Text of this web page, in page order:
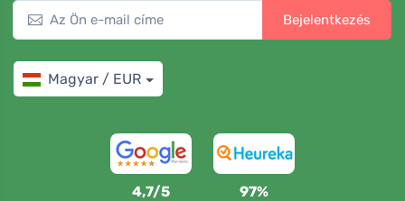
Bejelentkezés
Magyar / EUR
4,7/5 97%